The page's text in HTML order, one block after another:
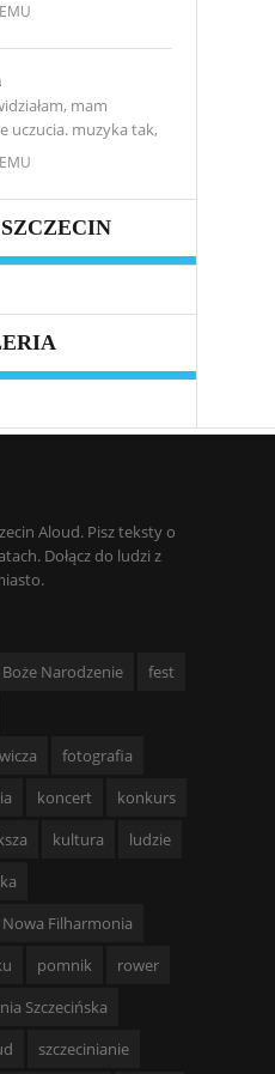
mam
uczucia. muzyka tak,
Aloud. Pisz teksty o
Dołącz do ludzi z
Boże Narodzenie
fest
fotografia
koncert
konkurs
kultura
ludzie
Nowa Filharmonia
pomnik
rower
Szczecińska
szczecinianie